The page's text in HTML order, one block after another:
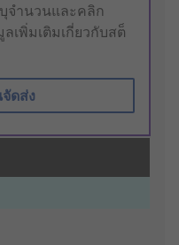
จำนวนและคลิก
เพิ่มเติมเกี่ยวกับสต็
ดส่ง